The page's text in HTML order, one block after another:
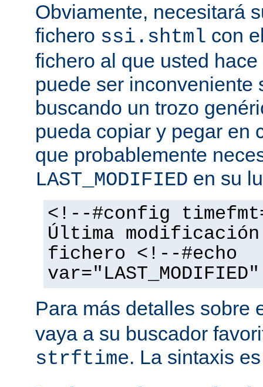
Obviamente, necesitará
fichero ssi.shtml con
fichero al que usted
puede ser inconveniente
buscando un trozo
pueda copiar y pegar en
que probablemente
LAST_MODIFIED en su
<!--#config
Última
fichero <!--#echo
Para más detalles sobre
vaya a su buscador
strftime. La sintaxis